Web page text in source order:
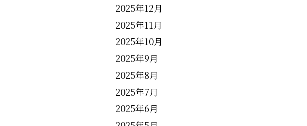
2025年12月
2025年11月
2025年10月
2025年9月
2025年8月
2025年7月
2025年6月